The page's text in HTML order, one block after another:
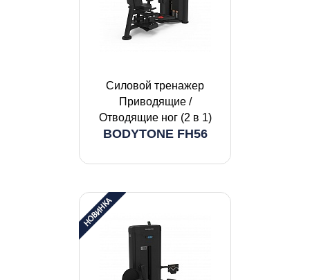
Силовой тренажер
Приводящие /
Отводящие ног (2 в 1)
BODYTONE FH56